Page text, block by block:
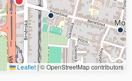
Leaflet | © OpenStreetMap contributors